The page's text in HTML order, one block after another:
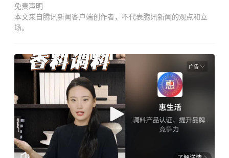
免责声明
本文来自腾讯新闻客户端创作者，不代表腾讯新闻的观点和立
场。
广告